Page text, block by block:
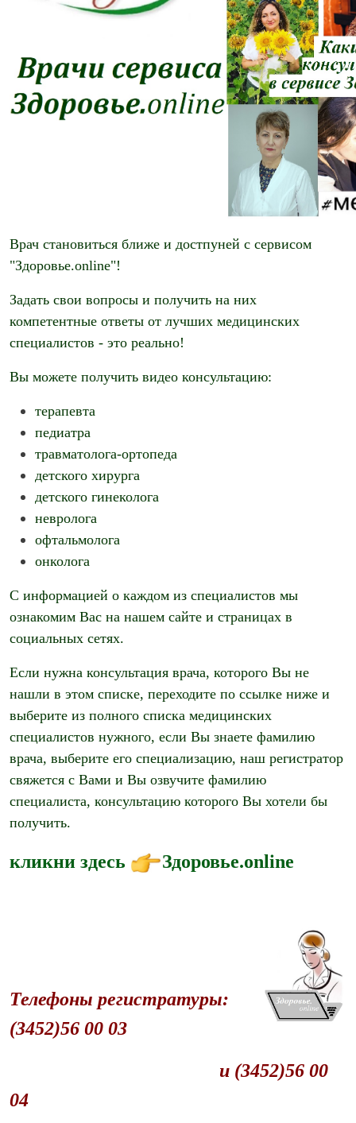
Врач становиться ближе и достпуней с сервисом
"Здоровье.online"!
Задать свои вопросы и получить на них
компетентные ответы от лучших медицинских
специалистов - это реально!
Вы можете получить видео консультацию:
терапевта
педиатра
травматолога-ортопеда
детского хирурга
детского гинеколога
невролога
офтальмолога
онколога
С информацией о каждом из специалистов мы
ознакомим Вас на нашем сайте и страницах в
социальных сетях.
Если нужна консультация врача, которого Вы не
нашли в этом списке, переходите по ссылке ниже и
выберите из полного списка медицинских
специалистов нужного, если Вы знаете фамилию
врача, выберите его специализацию, наш регистратор
свяжется с Вами и Вы озвучите фамилию
специалиста, консультацию которого Вы хотели бы
получить.
кликни здесь Здоровье.online
Телефоны регистратуры:
(3452)56 00 03
и (3452)56 00
04